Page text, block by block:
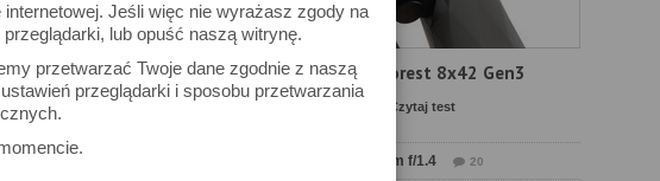
Jeśli więc nie wyrażasz zgody na
lub opuść naszą witrynę.
przetwarzać Twoje dane zgodnie z naszą
przeglądarki i sposobu przetwarzania
Test Delta Optical Forest 8x42 Gen3
Czytaj test
Test Sirui Aurora 35 mm f/1.4 20